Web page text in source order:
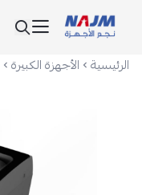
نجم الأجهزة
الرئيسية الأجهزة الكبيرة